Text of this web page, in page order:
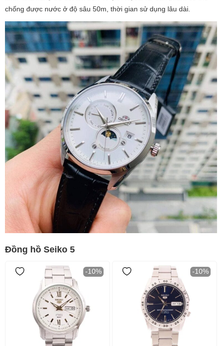
chống được nước ở độ sâu 50m, thời gian sử dụng lâu dài.
Đồng hồ Seiko 5
-10% -10%